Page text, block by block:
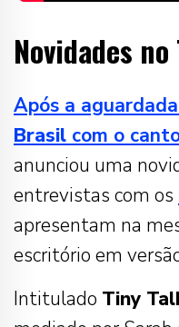
Novidades
Após a
Brasil com o
anunciou uma
entrevistas com os
apresentam na
escritório em
Intitulado Tiny